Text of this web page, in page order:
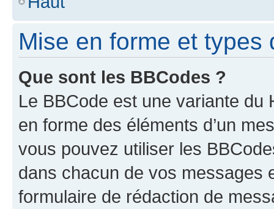
Mise en forme et types
Que sont les BBCodes ?
Le BBCode est une variante du
en forme des éléments d’un
vous pouvez utiliser les
dans chacun de vos messages
formulaire de rédaction de